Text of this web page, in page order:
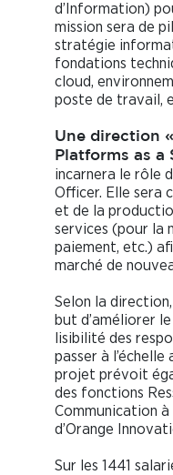
d’Information)
mission sera de
stratégie
fondations
cloud,
poste de travail,
Une direction
Platforms as a
incarnera le rôle
Officer. Elle sera
et de la
services (pour la
paiement, etc.)
marché de
Selon la
but d’améliorer
lisibilité des
passer à
projet prévoit
des fonctions
Communication
d’Orange
Sur les 1441